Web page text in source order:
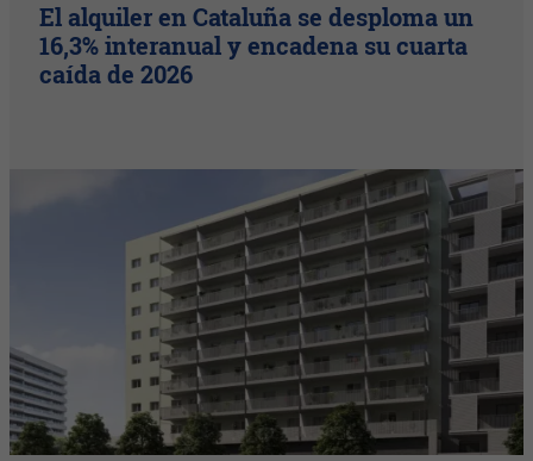
El alquiler en Cataluña se desploma un
16,3% interanual y encadena su cuarta
caída de 2026